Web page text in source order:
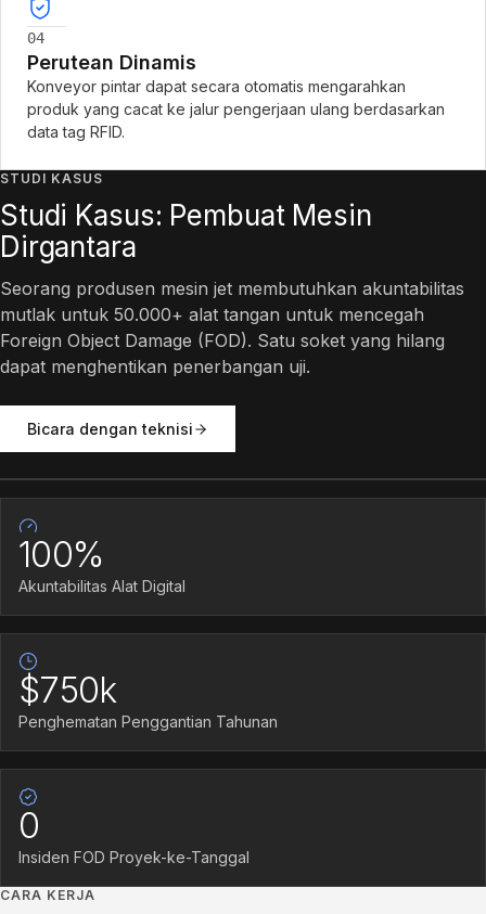
04
Perutean Dinamis
Konveyor pintar dapat secara otomatis mengarahkan
produk yang cacat ke jalur pengerjaan ulang berdasarkan
data tag RFID.
STUDI KASUS
Studi Kasus: Pembuat Mesin
Dirgantara
Seorang produsen mesin jet membutuhkan akuntabilitas
mutlak untuk 50.000+ alat tangan untuk mencegah
Foreign Object Damage (FOD). Satu soket yang hilang
dapat menghentikan penerbangan uji.
Bicara dengan teknisi
Studi Kasus
100%
Akuntabilitas Alat Digital
$750k
Penghematan Penggantian Tahunan
0
Insiden FOD Proyek-ke-Tanggal
CARA KERJA